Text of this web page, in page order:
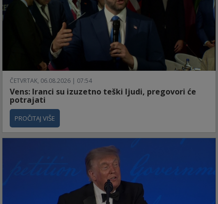
ČETVRTAK, 06.08.2026 | 07:54
Vens: Iranci su izuzetno teški ljudi, pregovori će
potrajati
PROČITAJ VIŠE